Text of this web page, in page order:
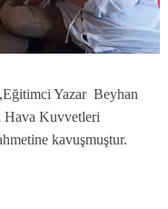
Yazar Beyhan
Hava Kuvvetleri
kavuşmuştur.